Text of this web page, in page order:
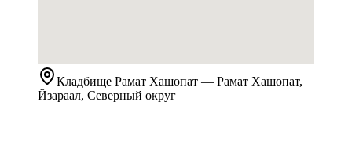
Кладбище Рамат Хашопат — Рамат Хашопат,
Йзараал, Северный округ